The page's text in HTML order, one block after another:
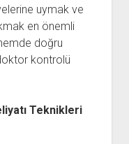
uymak ve
en önemli
doğru
kontrolü
Teknikleri